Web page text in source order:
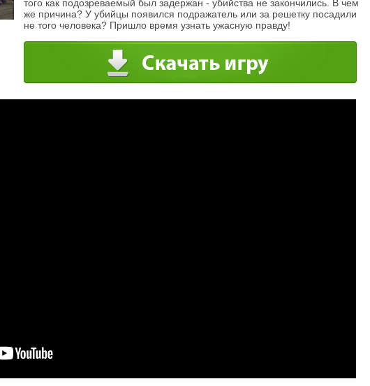
того как подозреваемый был задержан - убийства не закончились. В чем
же причина? У убийцы появился подражатель или за решетку посадили
не того человека? Пришло время узнать ужасную правду!